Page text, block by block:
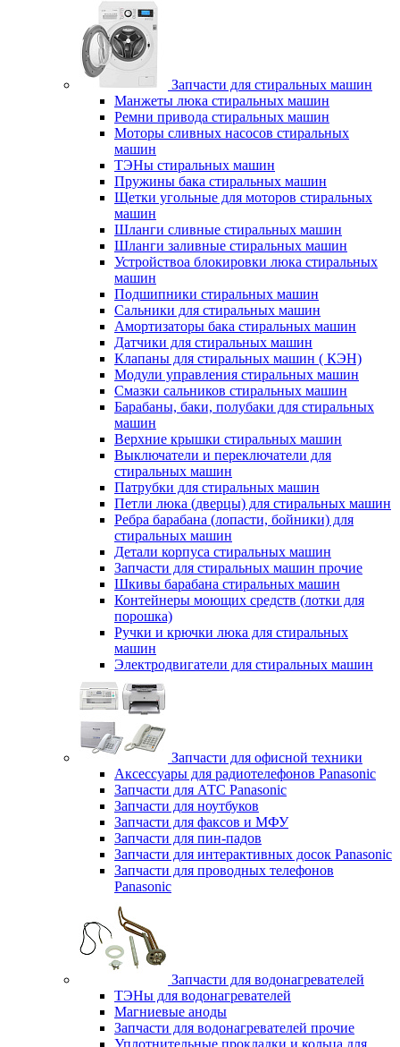
Запчасти для стиральных машин
Манжеты люка стиральных машин
Ремни привода стиральных машин
Моторы сливных насосов стиральных
машин
ТЭНы стиральных машин
Пружины бака стиральных машин
Щетки угольные для моторов стиральных
машин
Шланги сливные стиральных машин
Шланги заливные стиральных машин
Устройствоа блокировки люка стиральных
машин
Подшипники стиральных машин
Сальники для стиральных машин
Амортизаторы бака стиральных машин
Датчики для стиральных машин
Клапаны для стиральных машин ( КЭН)
Модули управления стиральных машин
Смазки сальников стиральных машин
Барабаны, баки, полубаки для стиральных
машин
Верхние крышки стиральных машин
Выключатели и переключатели для
стиральных машин
Патрубки для стиральных машин
Петли люка (дверцы) для стиральных машин
Ребра барабана (лопасти, бойники) для
стиральных машин
Детали корпуса стиральных машин
Запчасти для стиральных машин прочие
Шкивы барабана стиральных машин
Контейнеры моющих средств (лотки для
порошка)
Ручки и крючки люка для стиральных
машин
Электродвигатели для стиральных машин
Запчасти для офисной техники
Аксессуары для радиотелефонов Panasonic
Запчасти для АТС Panasonic
Запчасти для ноутбуков
Запчасти для факсов и МФУ
Запчасти для пин-падов
Запчасти для интерактивных досок Panasonic
Запчасти для проводных телефонов
Panasonic
Запчасти для водонагревателей
ТЭНы для водонагревателей
Магниевые аноды
Запчасти для водонагревателей прочие
Уплотнительные прокладки и кольца для